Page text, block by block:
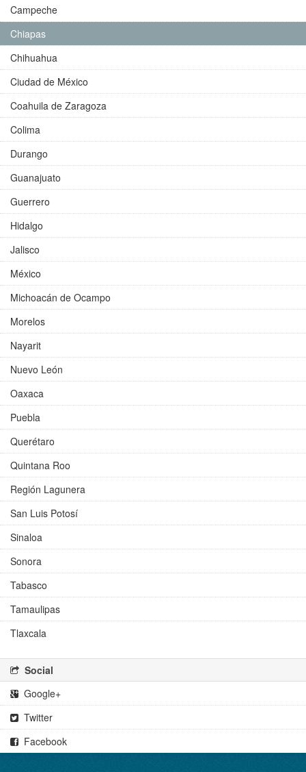
Campeche
Chiapas
Chihuahua
Ciudad de México
Coahuila de Zaragoza
Colima
Durango
Guanajuato
Guerrero
Hidalgo
Jalisco
México
Michoacán de Ocampo
Morelos
Nayarit
Nuevo León
Oaxaca
Puebla
Querétaro
Quintana Roo
Región Lagunera
San Luis Potosí
Sinaloa
Sonora
Tabasco
Tamaulipas
Tlaxcala
Social
Google+
Twitter
Facebook